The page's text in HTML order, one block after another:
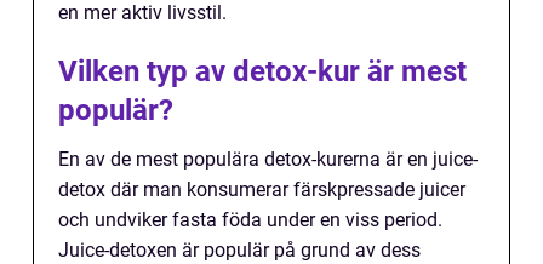
en mer aktiv livsstil.
Vilken typ av detox-kur är mest
populär?
En av de mest populära detox-kurerna är en juice-
detox där man konsumerar färskpressade juicer
och undviker fasta föda under en viss period.
Juice-detoxen är populär på grund av dess